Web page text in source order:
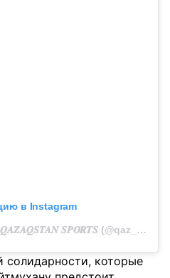
в Instagram
Публикация от 𝑯𝑶𝑴𝑬 𝑶𝑭 𝑸𝑨𝒁𝑨𝑸𝑺𝑻𝑨𝑵 𝑺𝑷𝑶𝑹𝑻𝑺 (@qaz_team_official)
солидарности, которые